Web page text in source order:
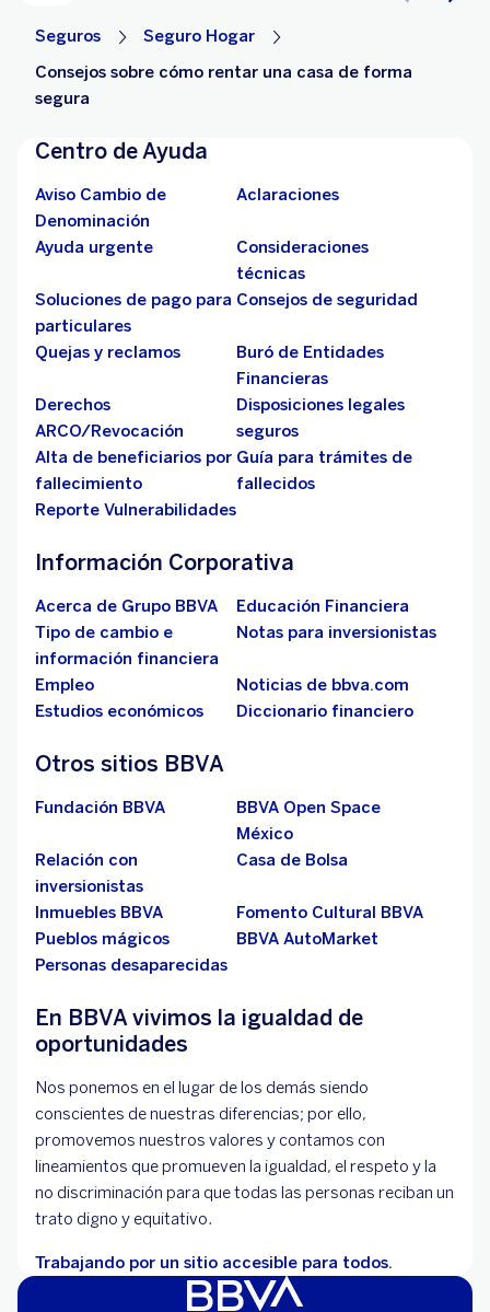
Seguros
Seguro Hogar
Consejos sobre cómo rentar una casa de forma
segura
Centro de Ayuda
Aviso Cambio de
Denominación
Aclaraciones
Ayuda urgente
Consideraciones
técnicas
Soluciones de pago para
particulares
Consejos de seguridad
Quejas y reclamos
Buró de Entidades
Financieras
Derechos
ARCO/Revocación
Disposiciones legales
seguros
Alta de beneficiarios por
fallecimiento
Guía para trámites de
fallecidos
Reporte Vulnerabilidades
Información Corporativa
Acerca de Grupo BBVA
Educación Financiera
Tipo de cambio e
información financiera
Notas para inversionistas
Empleo
Noticias de bbva.com
Estudios económicos
Diccionario financiero
Otros sitios BBVA
Fundación BBVA
BBVA Open Space
México
Relación con
inversionistas
Casa de Bolsa
Inmuebles BBVA
Fomento Cultural BBVA
Pueblos mágicos
BBVA AutoMarket
Personas desaparecidas
En BBVA vivimos la igualdad de
oportunidades
Nos ponemos en el lugar de los demás siendo
conscientes de nuestras diferencias; por ello,
promovemos nuestros valores y contamos con
lineamientos que promueven la igualdad, el respeto y la
no discriminación para que todas las personas reciban un
trato digno y equitativo.
Trabajando por un sitio accesible para todos.